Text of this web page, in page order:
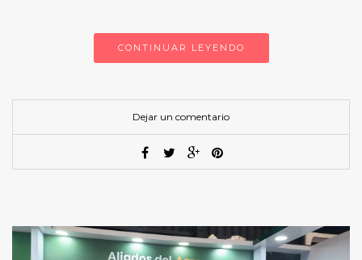
CONTINUAR LEYENDO
Dejar un comentario